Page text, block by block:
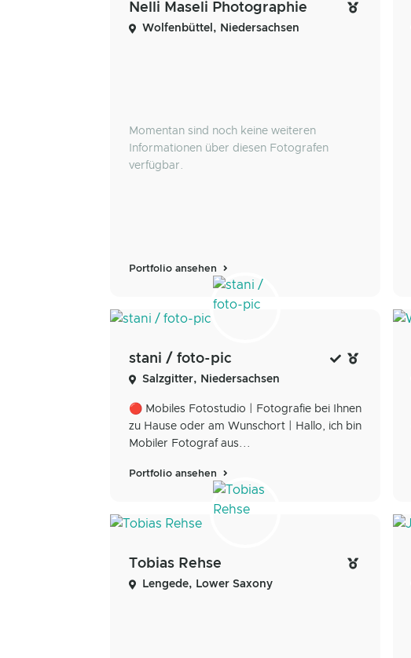
Nelli Maseli Photographie
Wolfenbüttel, Niedersachsen
Momentan sind noch keine weiteren
Informationen über diesen Fotografen
verfügbar.
Portfolio ansehen
stani / foto-pic
Salzgitter, Niedersachsen
🔴 Mobiles Fotostudio | Fotografie bei Ihnen
zu Hause oder am Wunschort | Hallo, ich bin
Mobiler Fotograf aus...
Portfolio ansehen
Tobias Rehse
Lengede, Lower Saxony